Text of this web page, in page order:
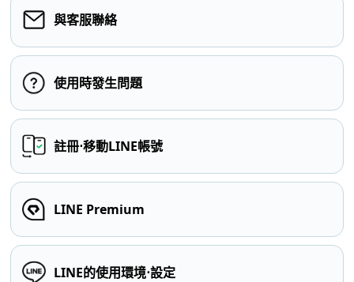
與客服聯絡
使用時發生問題
註冊⋅移動LINE帳號
LINE Premium
LINE的使用環境⋅設定